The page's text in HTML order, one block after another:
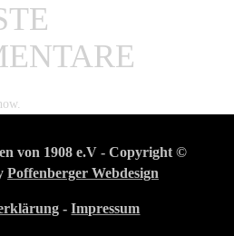
von 1908 e.V - Copyright ©
Poffenberger Webdesign
-Impressum